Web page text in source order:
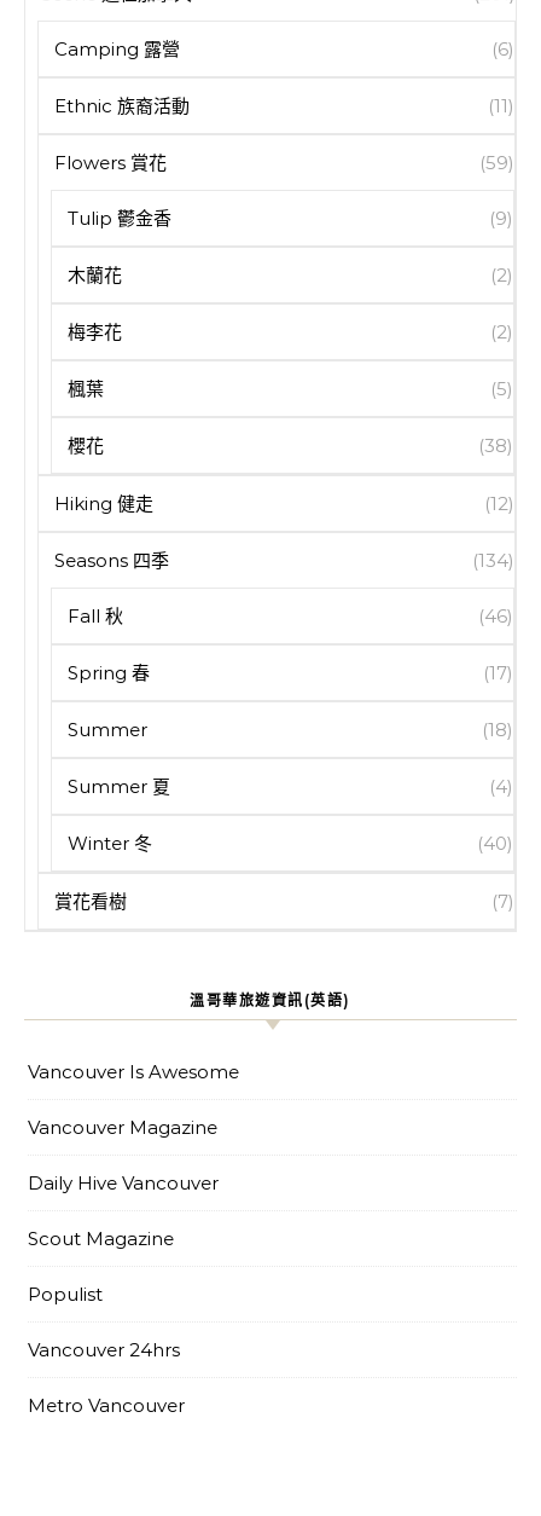
Camping 露營 (6)
Ethnic 族裔活動 (11)
Flowers 賞花 (59)
Tulip 鬱金香 (9)
木蘭花 (2)
梅李花 (2)
楓葉 (5)
櫻花 (38)
Hiking 健走 (12)
Seasons 四季 (134)
Fall 秋 (46)
Spring 春 (17)
Summer (18)
Summer 夏 (4)
Winter 冬 (40)
賞花看樹 (7)
溫哥華旅遊資訊(英語)
Vancouver Is Awesome
Vancouver Magazine
Daily Hive Vancouver
Scout Magazine
Populist
Vancouver 24hrs
Metro Vancouver